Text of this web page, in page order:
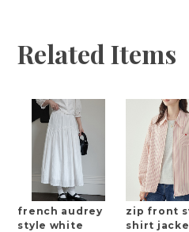
Related Items
french audrey
style white
zip front
shirt